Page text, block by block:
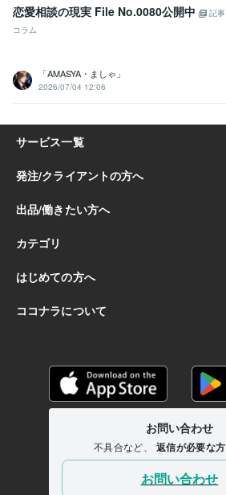
恋愛相談の現実 File No.0080公開中
記事
コラム
「AMASYA・ましゃ」
2026/07/04 12:06